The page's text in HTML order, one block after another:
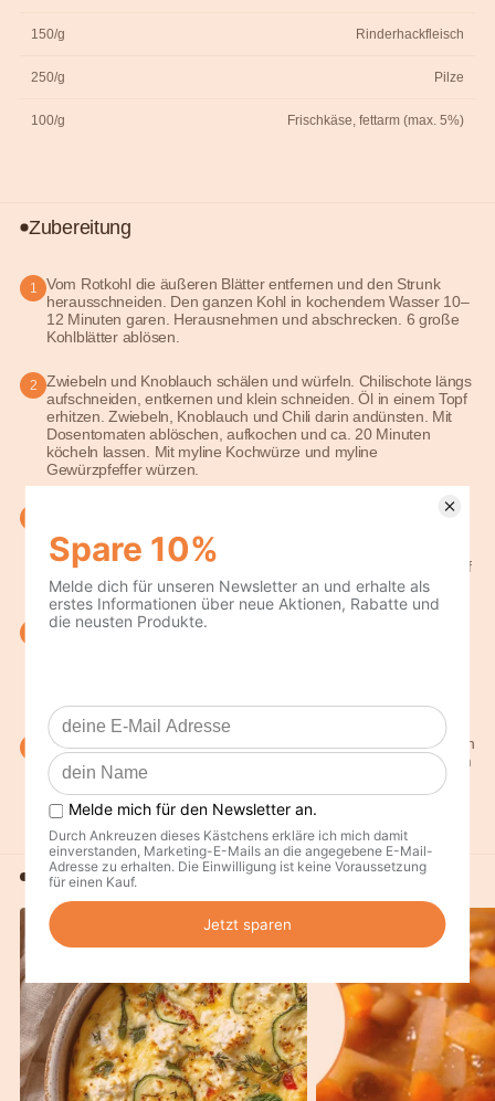
150/g Rinderhackfleisch
250/g Pilze
100/g Frischkäse, fettarm (max. 5%)
Zubereitung
1
Vom Rotkohl die äußeren Blätter entfernen und den Strunk
herausschneiden. Den ganzen Kohl in kochendem Wasser 10–
12 Minuten garen. Herausnehmen und abschrecken. 6 große
Kohlblätter ablösen.
2
Zwiebeln und Knoblauch schälen und würfeln. Chilischote längs
aufschneiden, entkernen und klein schneiden. Öl in einem Topf
erhitzen. Zwiebeln, Knoblauch und Chili darin andünsten. Mit
Dosentomaten ablöschen, aufkochen und ca. 20 Minuten
köcheln lassen. Mit myline Kochwürze und myline
Gewürzpfeffer würzen.
und myline Gewürzpfeffer würzen. Rotkohlblätter
nebeneinander auf eine Arbeitsfläche legen. Hackmasse darauf
verteilen und Kohlblätter aufrollen.
Tomatensoße in eine Auflaufform geben. Rotkohl-Enchiladas
Inzwischen Avocado halbieren und entkernen. Das Fruchtfleisch
aus der Schale lösen, in Würfel schneiden. Enchiladas aus dem
Ofen nehmen. Avocadowürfel darauf verteilen und servieren.
Weiter Rezeptideen